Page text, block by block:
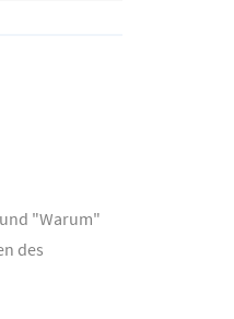
"Warum"
des